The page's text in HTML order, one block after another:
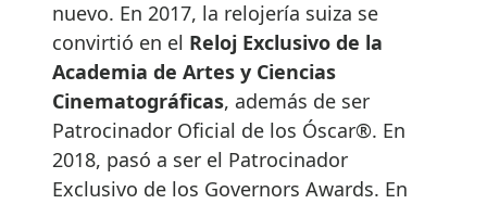
nuevo. En 2017, la relojería suiza se
convirtió en el Reloj Exclusivo de la
Academia de Artes y Ciencias
Cinematográficas, además de ser
Patrocinador Oficial de los Óscar®. En
2018, pasó a ser el Patrocinador
Exclusivo de los Governors Awards. En